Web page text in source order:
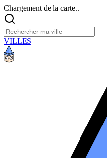
Chargement de la carte...
VILLES